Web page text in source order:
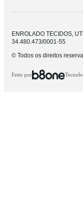
ENROLADO TECIDOS,
34.480.473/0001-55
© Todos os direitos
Feito por